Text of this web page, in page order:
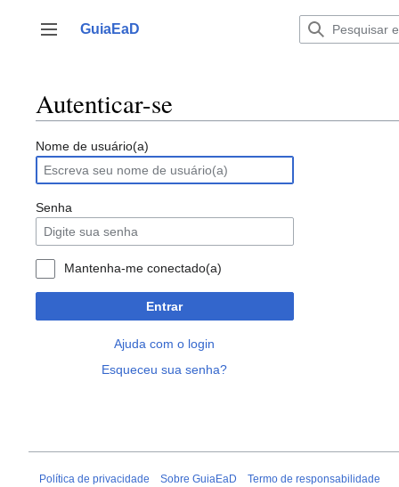
para
Alternar barra lateral
GuiaEaD
Autenticar-se
Nome de usuário(a)
Senha
Mantenha-me conectado(a)
Entrar
Ajuda com o login
Esqueceu sua senha?
Política de privacidade Sobre GuiaEaD Termo de responsabilidade